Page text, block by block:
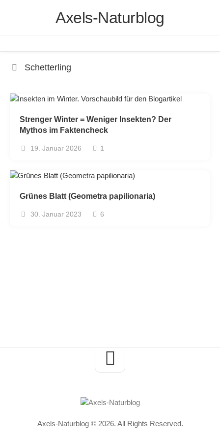
Axels-Naturblog
Schetterling
Strenger Winter = Weniger Insekten? Der
Mythos im Faktencheck
19. Januar 2026 1
Grünes Blatt (Geometra papilionaria)
30. Januar 2023 6
Axels-Naturblog © 2026. All Rights Reserved.